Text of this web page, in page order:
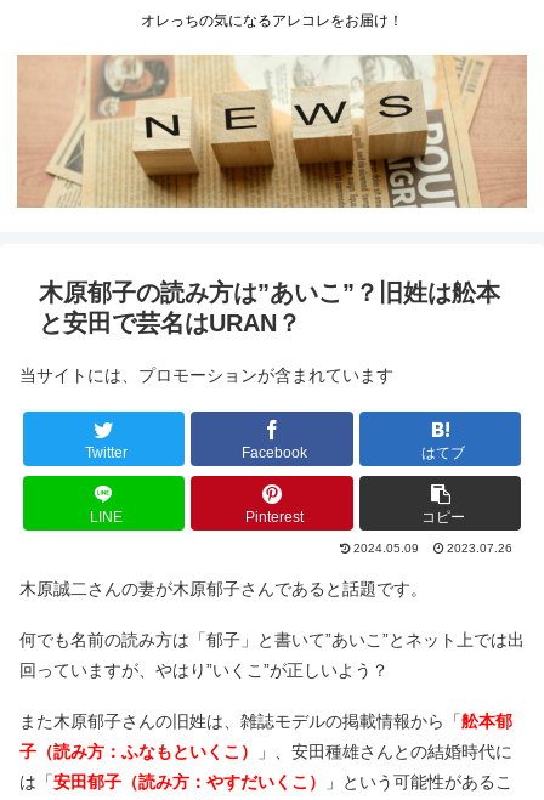
オレっちの気になるアレコレをお届け！
木原郁子の読み方は”あいこ”？旧姓は舩本
と安田で芸名はURAN？
当サイトには、プロモーションが含まれています
Twitter Facebook はてブ
LINE Pinterest コピー
2024.05.09 2023.07.26
木原誠二さんの妻が木原郁子さんであると話題です。
何でも名前の読み方は「郁子」と書いて”あいこ”とネット上では出
回っていますが、やはり”いくこ”が正しいよう？
また木原郁子さんの旧姓は、雑誌モデルの掲載情報から「舩本郁
子（読み方：ふなもといくこ）
」、安田種雄さんとの結婚時代に
は「安田郁子（読み方：やすだいくこ）
」という可能性があるこ